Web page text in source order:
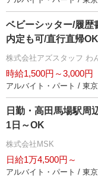
ベビーシッター/履歴
内定も可/直行直帰
株式会社アズスタッフ わ
時給1,500円～3,000円
アルバイト・パート / 東
日勤・高田馬場駅周
1日～OK
株式会社MSK
日給1万4,500円～
アルバイト・パート / 東